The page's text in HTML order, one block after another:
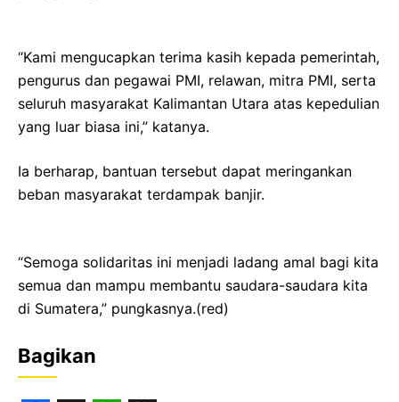
“Kami mengucapkan terima kasih kepada pemerintah,
pengurus dan pegawai PMI, relawan, mitra PMI, serta
seluruh masyarakat Kalimantan Utara atas kepedulian
yang luar biasa ini,” katanya.
Ia berharap, bantuan tersebut dapat meringankan
beban masyarakat terdampak banjir.
“Semoga solidaritas ini menjadi ladang amal bagi kita
semua dan mampu membantu saudara-saudara kita
di Sumatera,” pungkasnya.(red)
Bagikan